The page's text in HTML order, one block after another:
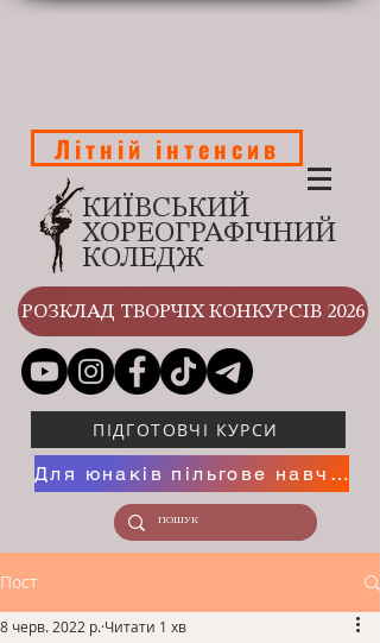
КИЇВСЬКИЙ
ХОРЕОГРАФІЧНИЙ
КОЛЕДЖ
Літній інтенсив
РОЗКЛАД ТВОРЧІХ КОНКУРСІВ 2026
ПІДГОТОВЧІ КУРСИ
Для юнаків пільгове навчання
Пост
8 черв. 2022 р. Читати 1 хв